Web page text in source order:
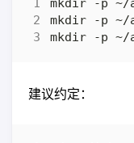
建议约定：